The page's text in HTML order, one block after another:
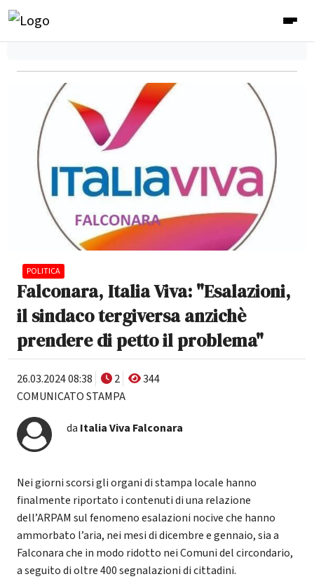
POLITICA
Falconara, Italia Viva: "Esalazioni,
il sindaco tergiversa anzichè
prendere di petto il problema"
26.03.2024 08:38 2
344
COMUNICATO STAMPA
da Italia Viva Falconara
Nei giorni scorsi gli organi di stampa locale hanno
finalmente riportato i contenuti di una relazione
dell’ARPAM sul fenomeno esalazioni nocive che hanno
ammorbato l’aria, nei mesi di dicembre e gennaio, sia a
Falconara che in modo ridotto nei Comuni del circondario,
a seguito di oltre 400 segnalazioni di cittadini.